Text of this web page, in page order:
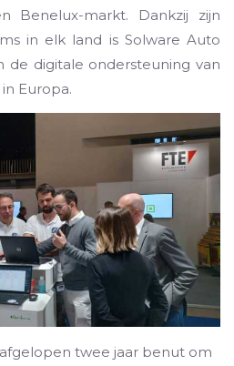
Benelux-markt. Dankzij zijn
in elk land is Solware Auto
de digitale ondersteuning van
Europa.
twee jaar benut om